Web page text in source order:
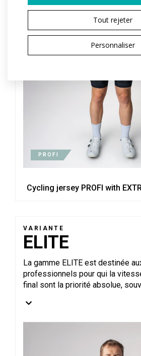
Tout rejeter
Personnaliser
PROFI
Cycling jersey PROFI with
VARIANTE
ELITE
La gamme ELITE est destinée
professionnels pour qui la
final sont la priorité absolue,
coupes de la gamme ELITE sont
dans les moindres détails. Les
présentent de nombreux